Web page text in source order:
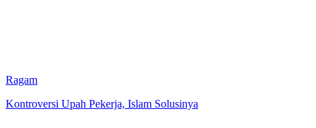
Ragam
Kontroversi Upah Pekerja, Islam Solusinya